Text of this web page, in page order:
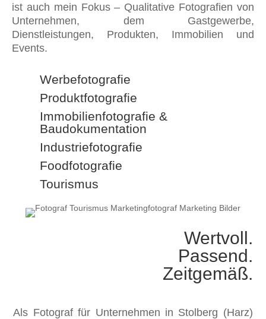
ist auch mein Fokus – Qualitative Fotografien von
Unternehmen, dem Gastgewerbe,
Dienstleistungen, Produkten, Immobilien und
Events.
Werbefotografie
Produktfotografie
Immobilienfotografie &
Baudokumentation
Industriefotografie
Foodfotografie
Tourismus
Wertvoll.
Passend.
Zeitgemäß.
Als Fotograf für Unternehmen in Stolberg (Harz)